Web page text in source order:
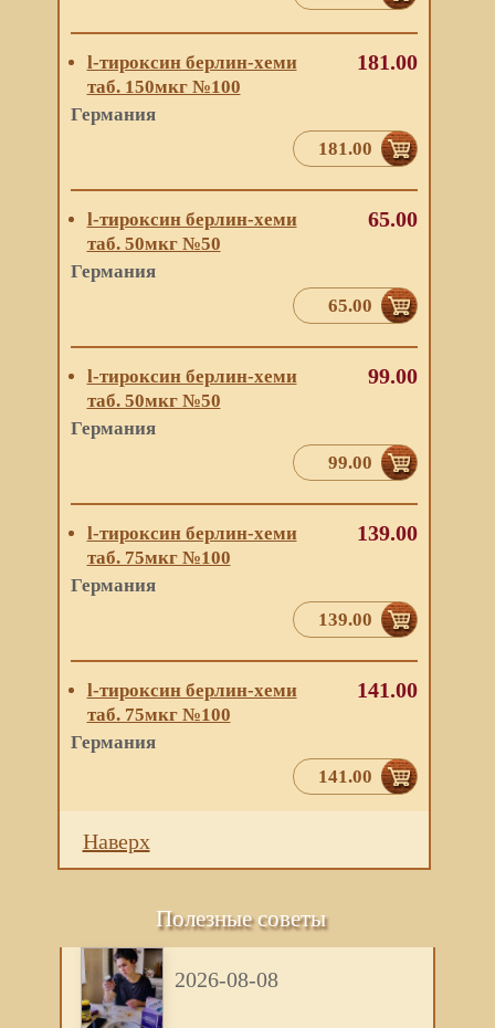
l-тироксин берлин-хеми
таб. 150мкг №100
Германия
181.00
181.00
l-тироксин берлин-хеми
таб. 50мкг №50
Германия
65.00
65.00
l-тироксин берлин-хеми
таб. 50мкг №50
Германия
99.00
99.00
l-тироксин берлин-хеми
таб. 75мкг №100
Германия
139.00
139.00
l-тироксин берлин-хеми
таб. 75мкг №100
Германия
141.00
141.00
Наверх
Полезные советы
2026-08-08